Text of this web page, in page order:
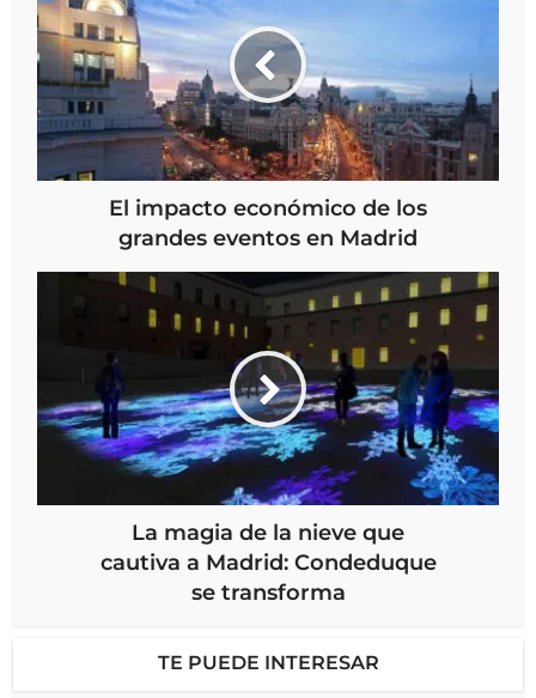
El impacto económico de los
grandes eventos en Madrid
La magia de la nieve que
cautiva a Madrid: Condeduque
se transforma
TE PUEDE INTERESAR